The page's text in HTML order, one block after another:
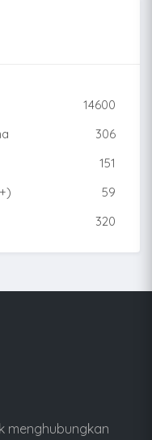
14600
306
151
59
320
menghubungkan